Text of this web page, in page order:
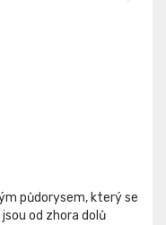
půdorysem, který se
od zhora dolů